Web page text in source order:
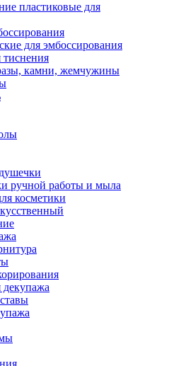
пластиковые для
для эмбоссирования
камни, жемчужины
ручной работы и мыла
косметики